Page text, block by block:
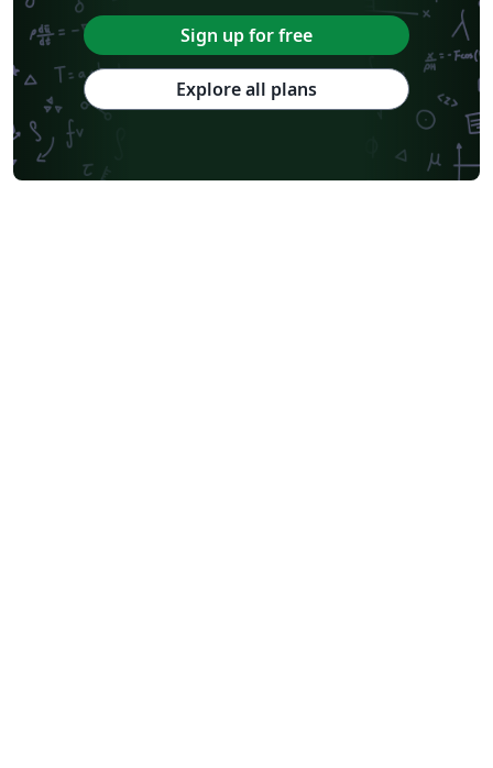
Sign up for free
Explore all plans